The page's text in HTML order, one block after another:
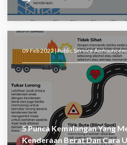
09 Feb 2022 |Public Service
5 Punca Kemalangan Yang
Kenderaan Berat Dan Cara